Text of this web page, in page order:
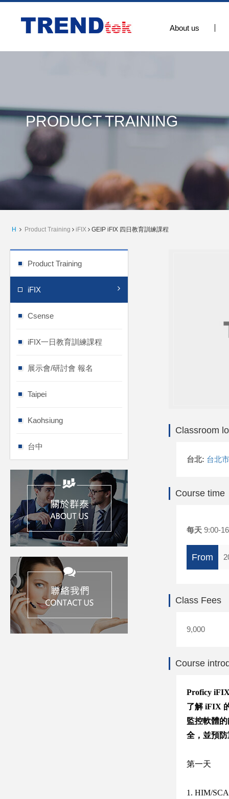
About us
PRODUCT TRAINING
H Product Training iFIX GEIP iFIX 四日教育訓練課程
Product Training
iFIX
Csense
iFIX一日教育訓練課程
展示會/研討會 報名
Taipei
Kaohsiung
台中
Classroom
台北: 台北
Course time
每天 9:00-
From
Class Fees
9,000
Course
Proficy
了解 iFIX
監控軟體
全，並預
第一天
1. HIM/